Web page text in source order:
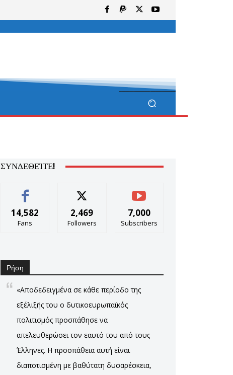
ΣΥΝΔΕΘΕΊΤΕ!
14,582
Fans
2,469
Followers
7,000
Subscribers
Ρήση
«Αποδεδειγμένα σε κάθε περίοδο της
εξέλιξής του ο δυτικοευρωπαϊκός
πολιτισμός προσπάθησε να
απελευθερώσει τον εαυτό του από τους
Έλληνες. Η προσπάθεια αυτή είναι
διαποτισμένη με βαθύτατη δυσαρέσκεια,